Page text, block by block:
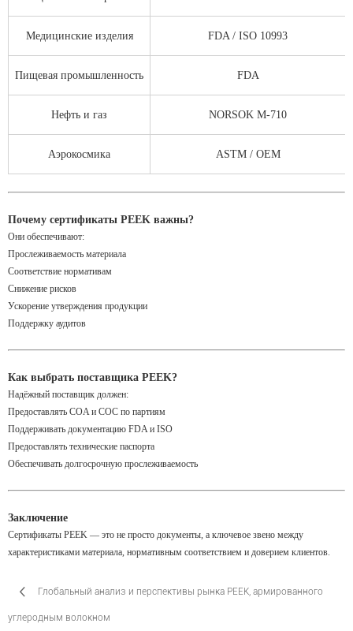
Медицинские изделия FDA / ISO 10993
Пищевая промышленность FDA
Нефть и газ NORSOK M-710
Аэрокосмика ASTM / OEM
Почему сертификаты PEEK важны?
Они обеспечивают:
Прослеживаемость материала
Соответствие нормативам
Снижение рисков
Ускорение утверждения продукции
Поддержку аудитов
Как выбрать поставщика PEEK?
Надёжный поставщик должен:
Предоставлять COA и COC по партиям
Поддерживать документацию FDA и ISO
Предоставлять технические паспорта
Обеспечивать долгосрочную прослеживаемость
Заключение
Сертификаты PEEK — это не просто документы, а ключевое звено между
характеристиками материала, нормативным соответствием и доверием клиентов.
Глобальный анализ и перспективы рынка PEEK, армированного
углеродным волокном